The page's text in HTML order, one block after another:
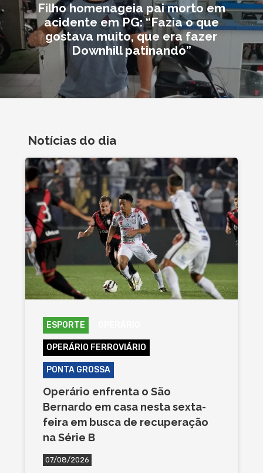
Filho homenageia pai morto em
acidente em PG: “Fazia o que
gostava muito, que era fazer
Downhill patinando”
Notícias do dia
ESPORTE
OPERÁRIO FERROVIÁRIO
PONTA GROSSA
Operário enfrenta o São
Bernardo em casa nesta sexta-
feira em busca de recuperação
na Série B
07/08/2026